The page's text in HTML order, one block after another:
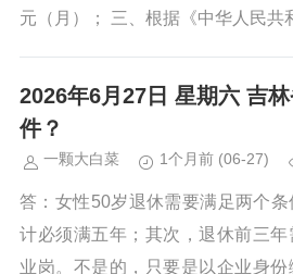
元（月）； 三、根据《中华人民共
2026年6月27日 星期六 吉
件？
一颗大白菜 1个月前 (06-27)
答：女性50岁退休需要满足两个
计必须满五年；其次，退休前三
业岗。不是的，只要是以企业身